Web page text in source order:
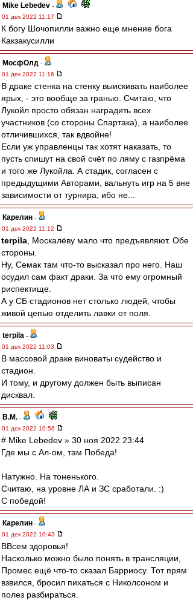
Mike Lebedev -
01 дек 2022 11:17
К богу Шочопилли важно еще мнение бога
Какзакусилли
МосфОлд -
01 дек 2022 11:16
В драке стенка на стенку выискивать наиболее
ярых, - это вообще за гранью. Считаю, что
Лукойл просто обязан наградить всех
участников (со стороны Спартака), а наиболее
отличившихся, так вдвойне!
Если уж управленцы так хотят наказать, то
пусть спишут на свой счёт по ляму с газпрёма
и того же Лукойла. А стадик, согласен с
предыдущими Авторами, вальнуть игр на 5 вне
зависимости от турнира, ибо не...
Карелин -
01 дек 2022 11:12
terpila , Москалёву мало что предъявляют. Обе
стороны.
Ну, Семак там что-то высказал про него. Наш
осудил сам факт драки. За что ему огромный
риспектище.
А у СБ стадионов нет столько людей, чтобы
живой цепью отделить лавки от поля.
terpila -
01 дек 2022 11:03
В массовой драке виноваты судейство и
стадион.
И тому, и другому должен быть выписан
дисквал.
В.М. -
01 дек 2022 10:56
# Mike Lebedev » 30 ноя 2022 23:44
Где мы с Ал-ом, там Победа!
Натужно. На тоненького.
Считаю, на уровне ЛА и ЗС сработали. :)
С победой!
Карелин -
01 дек 2022 10:43
ВВсем здоровья!
Насколько можно было понять в трансляции,
Промес ещё что-то сказал Барриосу. Тот прям
взвился, бросил пихаться с Николсоном и
полез разбираться.